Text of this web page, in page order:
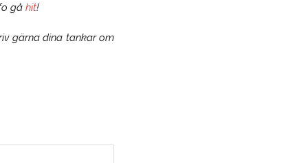
gå hit!
gärna dina tankar om